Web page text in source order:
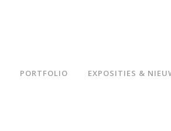
PORTFOLIO EXPOSITIES &